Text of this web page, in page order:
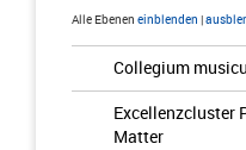
Alle Ebenen einblenden |
Collegium
Excellenzcluster
Matter